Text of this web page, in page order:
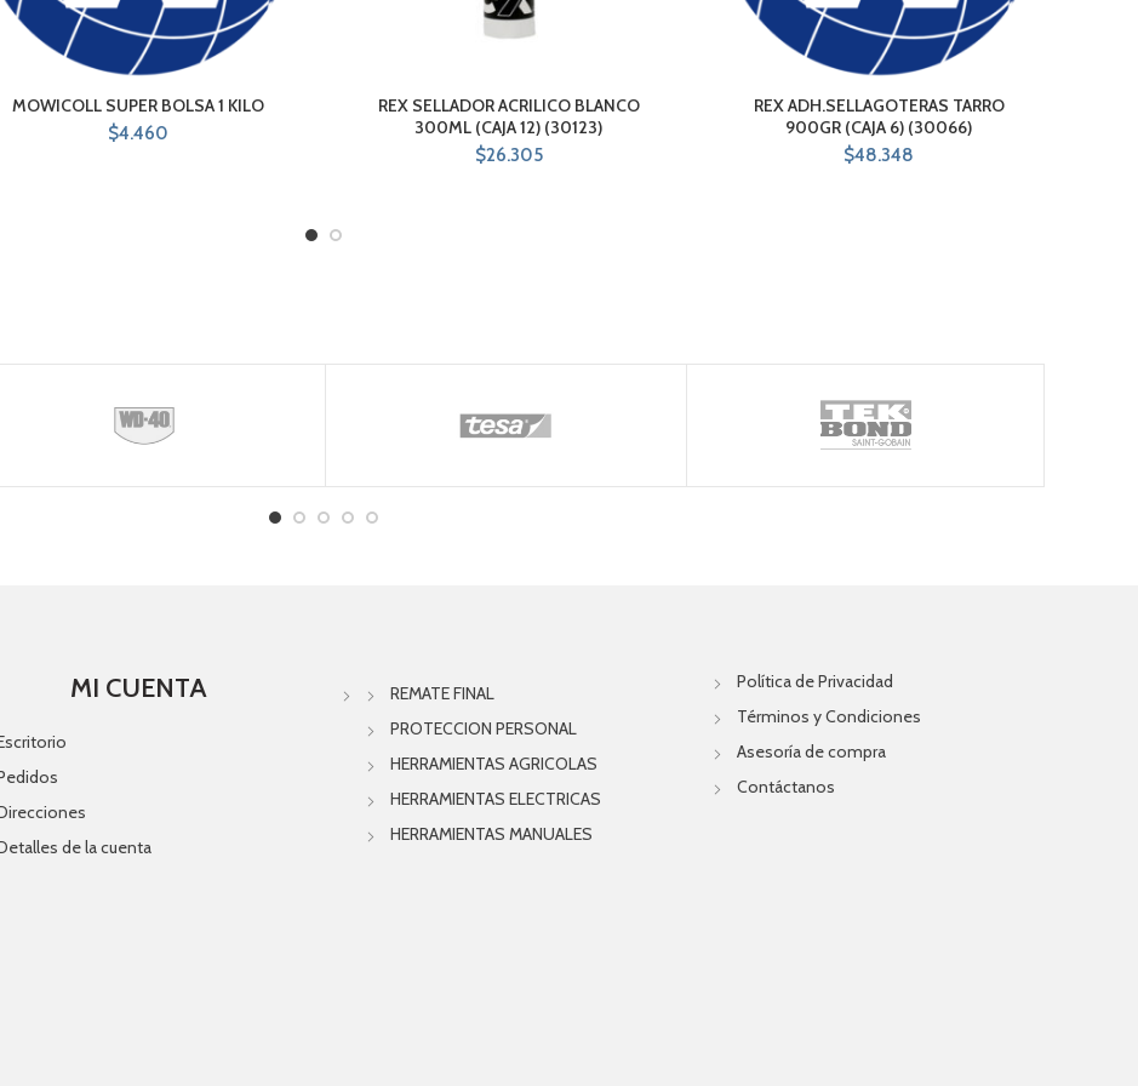
MOWICOLL SUPER BOLSA 1 KILO
$4.460
REX SELLADOR ACRILICO BLANCO
300ML (CAJA 12) (30123)
$26.305
REX ADH.SELLAGOTERAS TARRO
900GR (CAJA 6) (30066)
$48.348
MI CUENTA
de la cuenta
REMATE FINAL
PROTECCION PERSONAL
HERRAMIENTAS AGRICOLAS
HERRAMIENTAS ELECTRICAS
HERRAMIENTAS MANUALES
Política de Privacidad
Términos y Condiciones
Asesoría de compra
Contáctanos